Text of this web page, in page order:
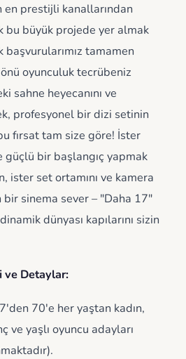
en prestijli kanallarından
bu büyük projede yer almak
tamamen
oyunculuk tecrübeniz
sahne heyecanını ve
profesyonel bir dizi setinin
fırsat tam size göre! İster
güçlü bir başlangıç yapmak
ister set ortamını ve kamera
bir sinema sever – "Daha 17"
dünyası kapılarını sizin
ve Detaylar:
7'den 70'e her yaştan kadın,
ve yaşlı oyuncu adayları